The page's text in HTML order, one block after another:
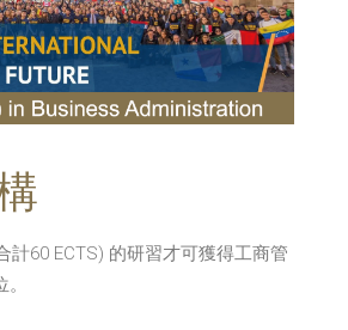
計60 ECTS) 的研習才可獲得工商管